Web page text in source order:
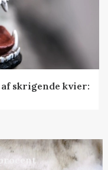
skrigende kvier: